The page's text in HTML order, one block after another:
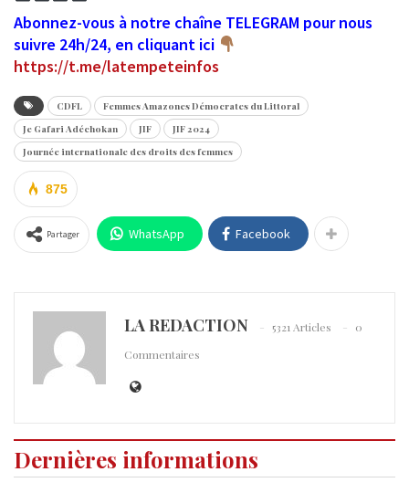
Abonnez-vous à notre chaîne TELEGRAM pour nous
suivre 24h/24, en cliquant ici
https://t.me/latempeteinfos
CDFL
Femmes Amazones Démocrates du Littoral
Je Gafari Adéchokan
JIF
JIF 2024
Journée internationale des droits des femmes
875
Partager WhatsApp Facebook
LA REDACTION 5321 Articles
0
Commentaires
Dernières informations